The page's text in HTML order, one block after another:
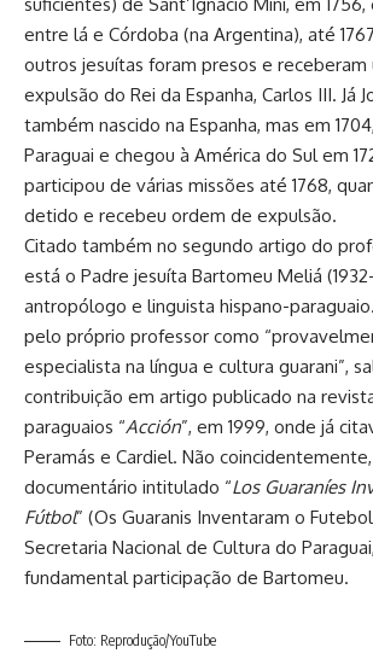
entre lá e Córdoba (na Argentina), até
outros jesuítas foram presos e
expulsão do Rei da Espanha, Carlos III. Já
também nascido na Espanha, mas em
Paraguai e chegou à América do Sul em
participou de várias missões até 1768,
detido e recebeu ordem de expulsão.
Citado também no segundo artigo do
está o Padre jesuíta Bartomeu Meliá
antropólogo e linguista hispano-
pelo próprio professor como
especialista na língua e cultura guarani”,
contribuição em artigo publicado na
paraguaios “Acción”, em 1999, onde já
Peramás e Cardiel. Não
documentário intitulado “Los Guaraníes
Fútbol” (Os Guaranis Inventaram o
Secretaria Nacional de Cultura do
fundamental participação de Bartomeu.
Foto: Reprodução/YouTube